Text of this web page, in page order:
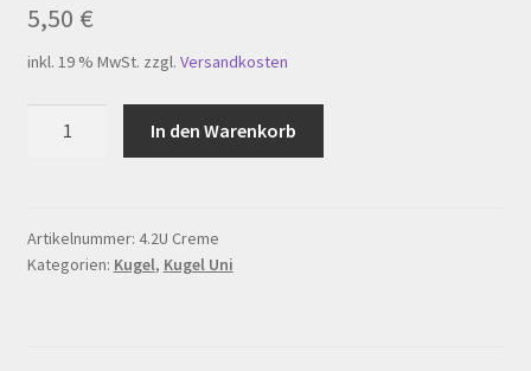
Registration
Versandarten
Werkstattverkauf
5,50 €
inkl. 19 % MwSt. zzgl. Versandkosten
mm,
Creme
In den Warenkorb
Artikelnummer: 4.2U Creme
Kategorien: Kugel, Kugel Uni